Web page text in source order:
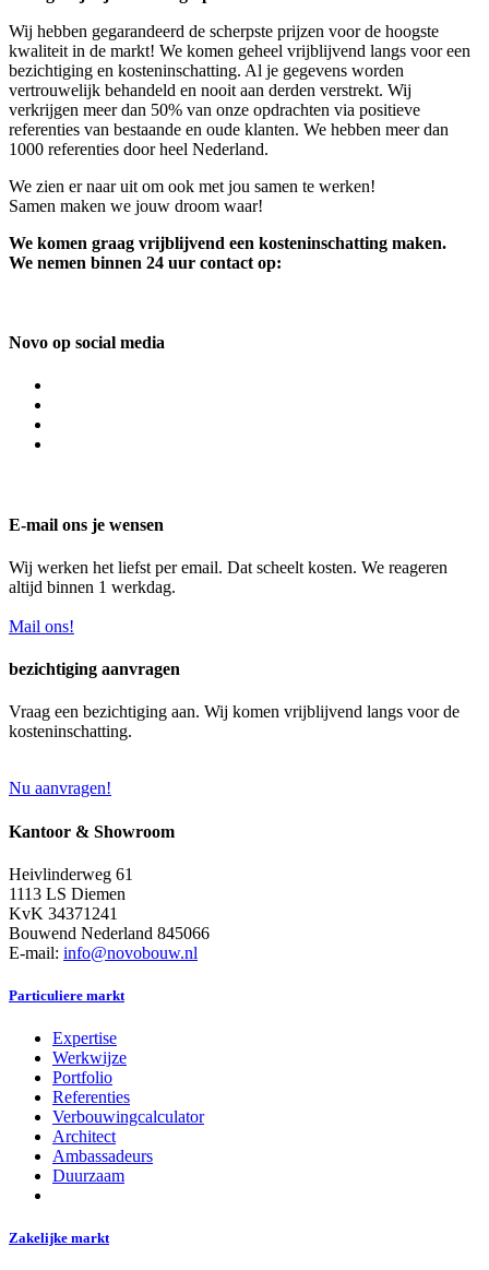
Wij hebben gegarandeerd de scherpste prijzen voor de hoogste
kwaliteit in de markt! We komen geheel vrijblijvend langs voor een
bezichtiging en kosteninschatting. Al je gegevens worden
vertrouwelijk behandeld en nooit aan derden verstrekt. Wij
verkrijgen meer dan 50% van onze opdrachten via positieve
referenties van bestaande en oude klanten. We hebben meer dan
1000 referenties door heel Nederland.
We zien er naar uit om ook met jou samen te werken!
Samen maken we jouw droom waar!
We komen graag vrijblijvend een kosteninschatting maken.
We nemen binnen 24 uur contact op:
Novo op social media
E-mail ons je wensen
Wij werken het liefst per email. Dat scheelt kosten. We reageren
altijd binnen 1 werkdag.
Mail ons!
bezichtiging aanvragen
Vraag een bezichtiging aan. Wij komen vrijblijvend langs voor de
kosteninschatting.
Nu aanvragen!
Kantoor & Showroom
Heivlinderweg 61
1113 LS Diemen
KvK 34371241
Bouwend Nederland 845066
E-mail: info@novobouw.nl
Particuliere markt
Expertise
Werkwijze
Portfolio
Referenties
Verbouwingcalculator
Architect
Ambassadeurs
Duurzaam
Zakelijke markt